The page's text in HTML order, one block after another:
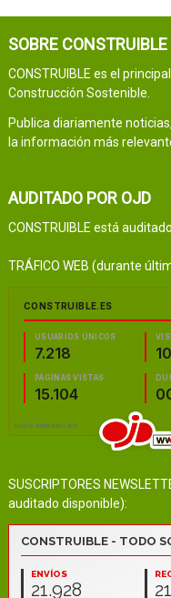
SOBRE CONSTRUIBLE
CONSTRUIBLE es el
Construcción Sostenible.
Publica diariamente
la información más
AUDITADO POR OJD
CONSTRUIBLE está
TRÁFICO WEB (durante
SUSCRIPTORES
auditado disponible):